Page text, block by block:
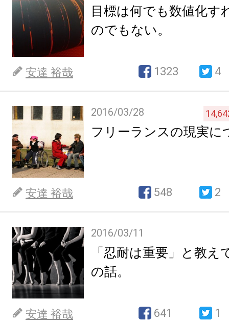
目標は何でも数値化す
のでもない。
安達 裕哉 1323 4
2016/03/28
フリーランスの現実に
安達 裕哉 548 2
2016/03/11
「忍耐は重要」と教え
の話。
安達 裕哉 641 1